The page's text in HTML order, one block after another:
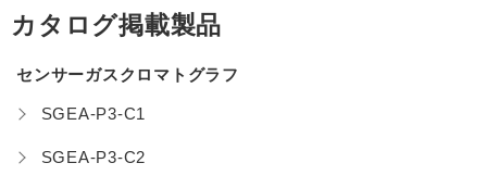
カタログ掲載製品
センサーガスクロマトグラフ
SGEA-P3-C1
SGEA-P3-C2